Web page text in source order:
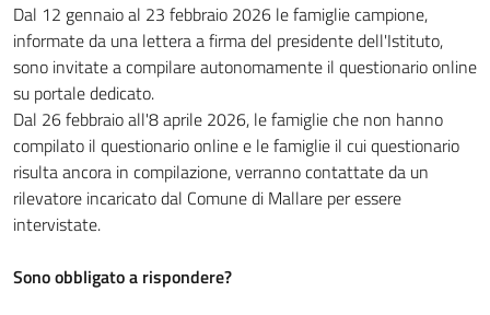
Dal 12 gennaio al 23 febbraio 2026 le famiglie campione,
informate da una lettera a firma del presidente dell'Istituto,
sono invitate a compilare autonomamente il questionario online
su portale dedicato.
Dal 26 febbraio all'8 aprile 2026, le famiglie che non hanno
compilato il questionario online e le famiglie il cui questionario
risulta ancora in compilazione, verranno contattate da un
rilevatore incaricato dal Comune di Mallare per essere
intervistate.
Sono obbligato a rispondere?